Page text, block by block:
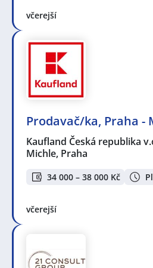
včerejší
Prodavač/ka, Praha -
Kaufland Česká republika
Michle, Praha
34 000 – 38 000 Kč
včerejší